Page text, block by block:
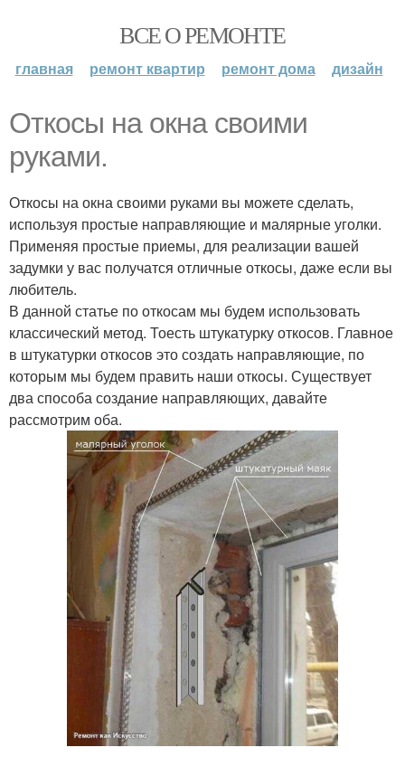
ВСЕ О РЕМОНТЕ
главная ремонт квартир ремонт дома дизайн
Откосы на окна своими
руками.
Откосы на окна своими руками вы можете сделать,
используя простые направляющие и малярные уголки.
Применяя простые приемы, для реализации вашей
задумки у вас получатся отличные откосы, даже если вы
любитель.
В данной статье по откосам мы будем использовать
классический метод. Тоесть штукатурку откосов. Главное
в штукатурки откосов это создать направляющие, по
которым мы будем править наши откосы. Существует
два способа создание направляющих, давайте
рассмотрим оба.